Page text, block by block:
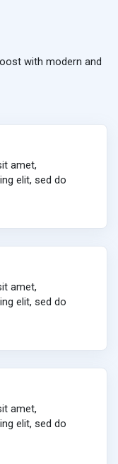
with modern and
amet,
elit, sed do
amet,
elit, sed do
amet,
elit, sed do